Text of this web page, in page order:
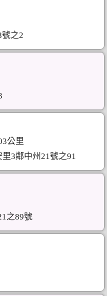
之2
公里
3鄰中州21號之91
之89號